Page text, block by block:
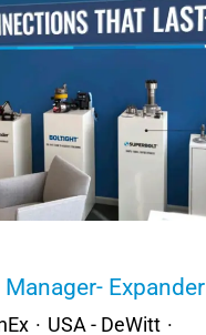
Manager- Expander
· USA - DeWitt ·